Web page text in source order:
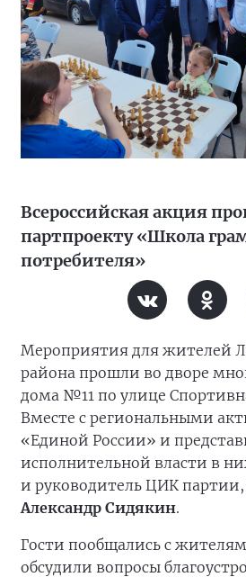
Всероссийская акция
партпроекту «Школа
потребителя»
Мероприятия для жителей
района прошли во дворе
дома №11 по улице
Вместе с региональными
«Единой России» и
исполнительной власти в
и руководитель ЦИК
Александр Сидякин.
Гости пообщались с
обсудили вопросы